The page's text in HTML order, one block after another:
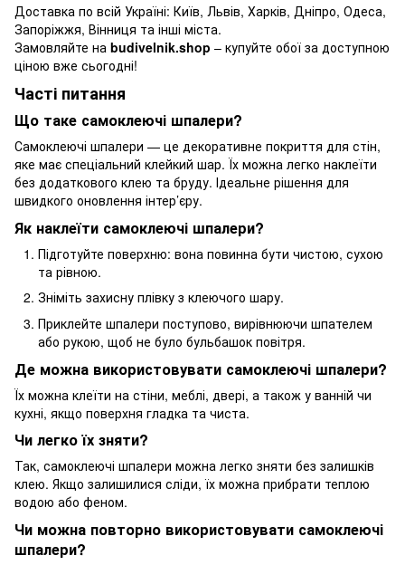
Доставка по всій Україні: Київ, Львів, Харків, Дніпро, Одеса,
Запоріжжя, Вінниця та інші міста.
Замовляйте на budivelnik.shop – купуйте обої за доступною
ціною вже сьогодні!
Часті питання
Що таке самоклеючі шпалери?
Самоклеючі шпалери — це декоративне покриття для стін,
яке має спеціальний клейкий шар. Їх можна легко наклеїти
без додаткового клею та бруду. Ідеальне рішення для
швидкого оновлення інтер’єру.
Як наклеїти самоклеючі шпалери?
Підготуйте поверхню: вона повинна бути чистою, сухою
та рівною.
Зніміть захисну плівку з клеючого шару.
Приклейте шпалери поступово, вирівнюючи шпателем
або рукою, щоб не було бульбашок повітря.
Де можна використовувати самоклеючі шпалери?
Їх можна клеїти на стіни, меблі, двері, а також у ванній чи
кухні, якщо поверхня гладка та чиста.
Чи легко їх зняти?
Так, самоклеючі шпалери можна легко зняти без залишків
клею. Якщо залишилися сліди, їх можна прибрати теплою
водою або феном.
Чи можна повторно використовувати самоклеючі
шпалери?